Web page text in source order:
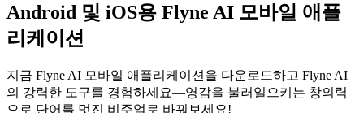
Android 및 iOS용 Flyne AI 모바일 애플
리케이션
지금 Flyne AI 모바일 애플리케이션을 다운로드하고 Flyne AI
의 강력한 도구를 경험하세요—영감을 불러일으키는 창의력
으로 단어를 멋진 비주얼로 바꿔보세요!